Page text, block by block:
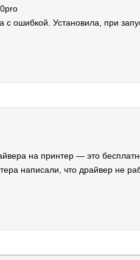
с ошибкой. Установила, при
на принтер — это
написали, что драйвер не